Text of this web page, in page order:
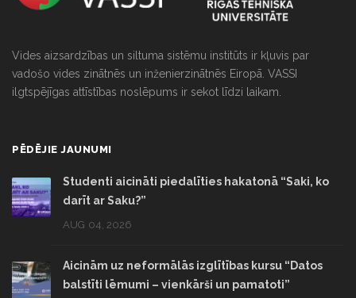
Vides aizsardzības un siltuma sistēmu institūts ir kļuvis par
vadošo vides zinātnēs un inženierzinātnēs Eiropā. VASSI
ilgtspējīgas attīstības noslēpums ir sekot līdzi laikam.
PĒDĒJIE JAUNUMI
Studenti aicināti piedalīties hakatonā “Saki, ko
darīt ar Saku?”
AUG 04, 2026
Aicinām uz neformālās izglītības kursu “Datos
balstīti lēmumi – vienkārši un pamatoti”